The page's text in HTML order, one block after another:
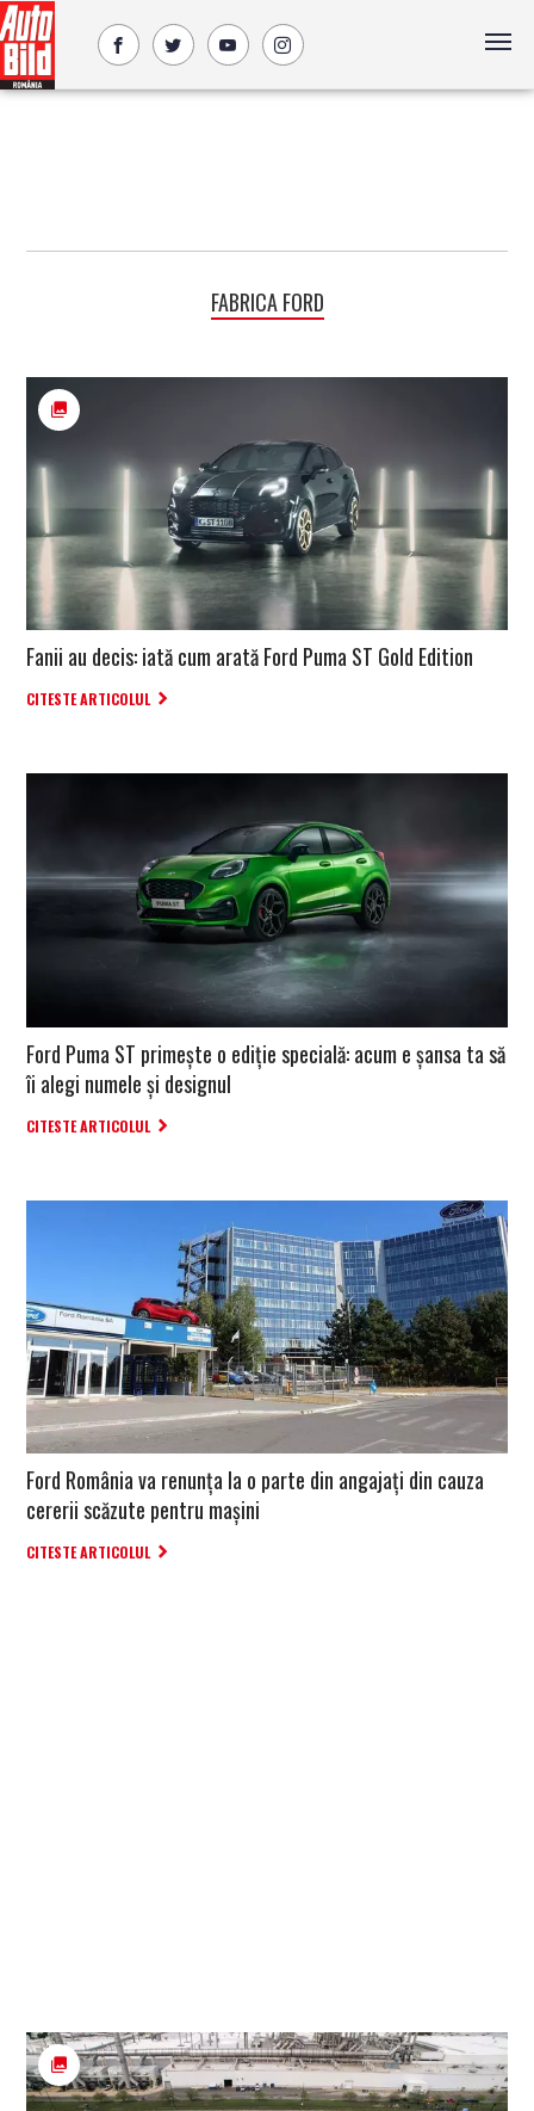
FABRICA FORD
Fanii au decis: iată cum arată Ford Puma ST Gold Edition
CITESTE ARTICOLUL
Ford Puma ST primește o ediție specială: acum e șansa ta să
îi alegi numele și designul
CITESTE ARTICOLUL
Ford România va renunța la o parte din angajați din cauza
cererii scăzute pentru mașini
CITESTE ARTICOLUL